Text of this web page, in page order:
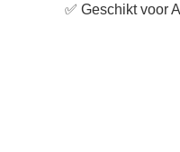
✅ Geschikt voor